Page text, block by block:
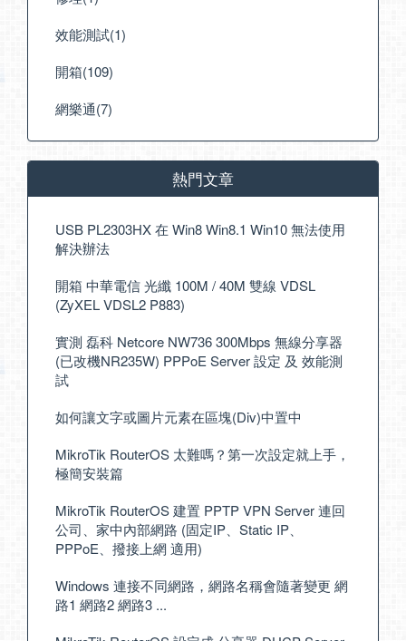
效能測試(1)
開箱(109)
網樂通(7)
熱門文章
USB PL2303HX 在 Win8 Win8.1 Win10 無法使用
解決辦法
開箱 中華電信 光纖 100M / 40M 雙線 VDSL
(ZyXEL VDSL2 P883)
實測 磊科 Netcore NW736 300Mbps 無線分享器
(已改機NR235W) PPPoE Server 設定 及 效能測
試
如何讓文字或圖片元素在區塊(Div)中置中
MikroTik RouterOS 太難嗎？第一次設定就上手，
極簡安裝篇
MikroTik RouterOS 建置 PPTP VPN Server 連回
公司、家中內部網路 (固定IP、Static IP、
PPPoE、撥接上網 適用)
Windows 連接不同網路，網路名稱會隨著變更 網
路1 網路2 網路3 ...